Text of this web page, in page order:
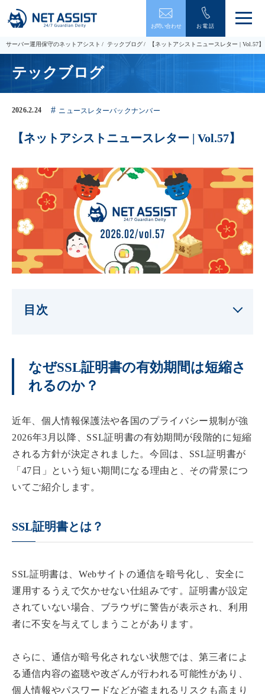
お問い合わせ お電話
メ
ュ
ー
サーバー運用保守のネットアシスト テックブログ 【ネットアシストニュースレター | Vol.57】
テックブログ
2026.2.24 ニュースレターバックナンバー
【ネットアシストニュースレター | Vol.57】
目次
なぜSSL証明書の有効期間は短縮さ
れるのか？
近年、個人情報保護法や各国のプライバシー規制が強
2026年3月以降、SSL証明書の有効期間が段階的に短縮
される方針が決定されました。今回は、SSL証明書が
「47日」という短い期間になる理由と、その背景につ
いてご紹介します。
SSL証明書とは？
SSL証明書は、Webサイトの通信を暗号化し、安全に
運用するうえで欠かせない仕組みです。証明書が設定
されていない場合、ブラウザに警告が表示され、利用
者に不安を与えてしまうことがあります。
さらに、通信が暗号化されない状態では、第三者によ
る通信内容の盗聴や改ざんが行われる可能性があり、
個人情報やパスワードなどが盗まれるリスクも高まり